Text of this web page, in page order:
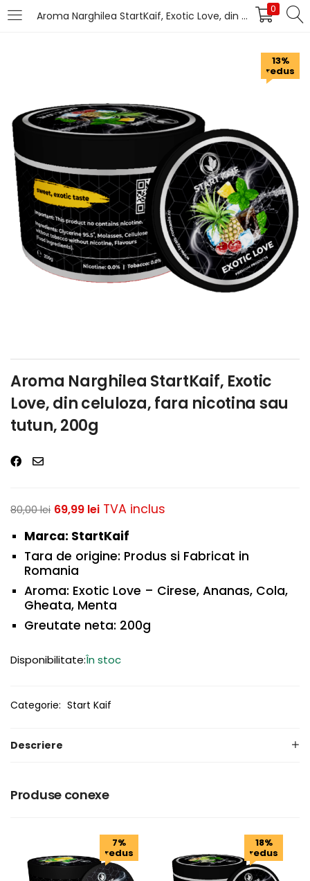
Aroma Narghilea StartKaif, Exotic Love, din celuloza, fara nicotina sau tutun, 200g 0
LOGIN
Îți amintești de mine Pierdut parola?
13%
redus
Aroma Narghilea StartKaif, Exotic
Love, din celuloza, fara nicotina sau
tutun, 200g
80,00lei 69,99 lei TVA inclus
Marca: StartKaif
Tara de origine: Produs si Fabricat in
Romania
Aroma: Exotic Love – Cirese, Ananas, Cola,
Gheata, Menta
Greutate neta: 200g
Disponibilitate:În stoc
Categorie: Start Kaif
Descriere
Produse conexe
7%
redus
18%
redus